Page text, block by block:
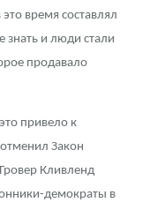
время составлял
знать и люди стали
продавало
привело к
Закон
Кливленд
демократы в